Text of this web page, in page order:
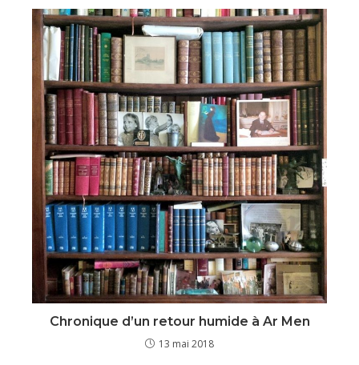
Chronique d’un retour humide à Ar Men
13 mai 2018